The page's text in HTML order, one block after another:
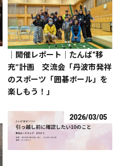
｜開催レポート｜たんば“移
充”計画 交流会「丹波市発祥
のスポーツ「囲碁ボール」を
楽しもう！」
2026/03/05